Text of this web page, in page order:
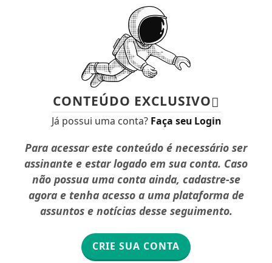
CONTEÚDO EXCLUSIVO
Já possui uma conta? Faça seu Login
Para acessar este conteúdo é necessário ser
assinante e estar logado em sua conta. Caso
não possua uma conta ainda, cadastre-se
agora e tenha acesso a uma plataforma de
assuntos e notícias desse seguimento.
CRIE SUA CONTA